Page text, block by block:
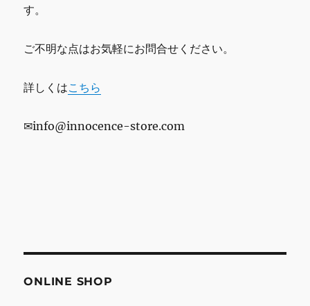
す。
ご不明な点はお気軽にお問合せください。
詳しくはこちら
✉info@innocence-store.com
ONLINE SHOP